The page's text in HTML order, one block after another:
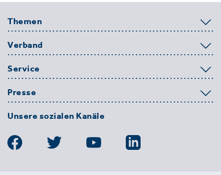
Themen
Verband
Service
Presse
Unsere sozialen Kanäle